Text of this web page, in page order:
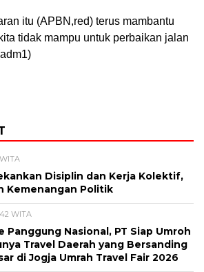
itu (APBN,red) terus mambantu
tidak mampu untuk perbaikan jalan
Disiplin dan Kerja Kolektif,
Kemenangan Politik
WITA
Panggung Nasional, PT Siap Umroh
Travel Daerah yang Bersanding
di Jogja Umrah Travel Fair 2026